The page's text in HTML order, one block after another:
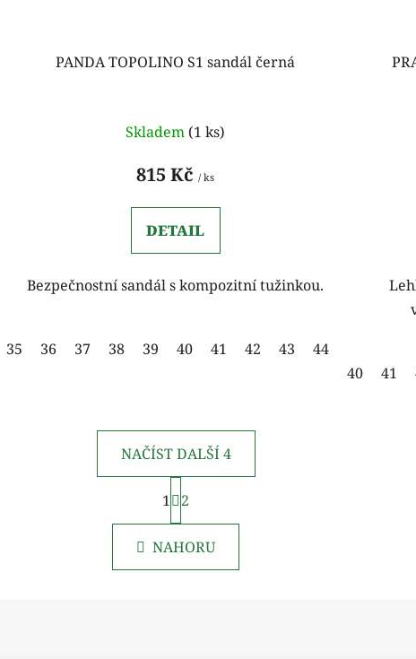
PANDA TOPOLINO S1 sandál černá
Skladem (1 ks)
815 Kč/ ks
DETAIL
Bezpečnostní sandál s kompozitní tužinkou.
35 36 37 38 39 40 41 42 43 44
40 41
O
v
l
á
NAČÍST DALŠÍ 4
S
t
r
n
k
1 2
NAHORU